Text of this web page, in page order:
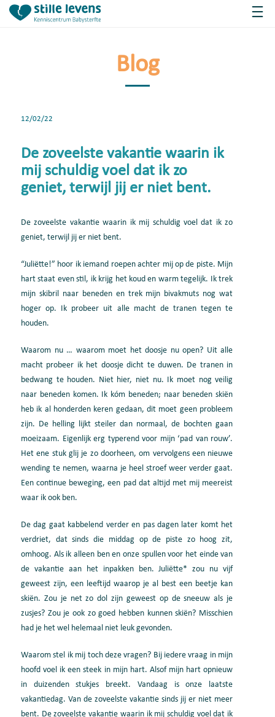
Blog
12/02/22
De zoveelste vakantie waarin ik
mij schuldig voel dat ik zo
geniet, terwijl jij er niet bent.
De zoveelste vakantie waarin ik mij schuldig voel dat ik zo
geniet, terwijl jij er niet bent.
“Juliëtte!” hoor ik iemand roepen achter mij op de piste. Mijn
hart staat even stil, ik krijg het koud en warm tegelijk. Ik trek
mijn skibril naar beneden en trek mijn bivakmuts nog wat
hoger op. Ik probeer uit alle macht de tranen tegen te
houden.
Waarom nu … waarom moet het doosje nu open? Uit alle
macht probeer ik het doosje dicht te duwen. De tranen in
bedwang te houden. Niet hier, niet nu. Ik moet nog veilig
naar beneden komen. Ik kóm beneden; naar beneden skiën
heb ik al honderden keren gedaan, dit moet geen probleem
zijn. De helling lijkt steiler dan normaal, de bochten gaan
moeizaam. Eigenlijk erg typerend voor mijn ‘pad van rouw’.
Het ene stuk glij je zo doorheen, om vervolgens een nieuwe
wending te nemen, waarna je heel stroef weer verder gaat.
Een continue beweging, een pad dat altijd met mij meereist
waar ik ook ben.
De dag gaat kabbelend verder en pas dagen later komt het
verdriet, dat sinds die middag op de piste zo hoog zit,
omhoog. Als ik alleen ben en onze spullen voor het einde van
de vakantie aan het inpakken ben. Juliëtte* zou nu vijf
geweest zijn, een leeftijd waarop je al best een beetje kan
skiën. Zou je net zo dol zijn geweest op de sneeuw als je
zusjes? Zou je ook zo goed hebben kunnen skiën? Misschien
had je het wel helemaal niet leuk gevonden.
Waarom stel ik mij toch deze vragen? Bij iedere vraag in mijn
hoofd voel ik een steek in mijn hart. Alsof mijn hart opnieuw
in duizenden stukjes breekt. Vandaag is onze laatste
vakantiedag. Van de zoveelste vakantie sinds jij er niet meer
bent. De zoveelste vakantie waarin ik mij schuldig voel dat ik